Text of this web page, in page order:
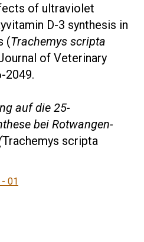
of ultraviolet
D-3 synthesis in
(Trachemys scripta
of Veterinary
2049.
auf die 25-
bei Rotwangen-
Trachemys scripta
01